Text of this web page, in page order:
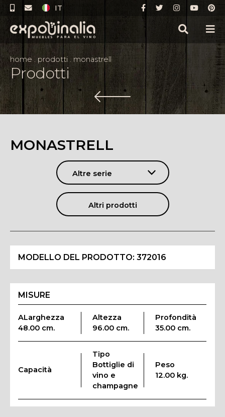
IT
home . prodotti .monastrell
Prodotti
MONASTRELL
Altre serie
Altri prodotti
MODELLO DEL PRODOTTO:372016
MISURE
ALarghezza
48.00 cm.
Altezza
96.00 cm.
Profondità
35.00 cm.
Capacità
Tipo
Bottiglie di
vino e
champagne
Peso
12.00 kg.